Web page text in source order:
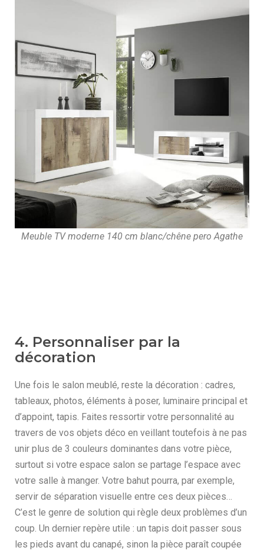
Meuble TV moderne 140 cm blanc/chêne pero Agathe
4. Personnaliser par la
décoration
Une fois le salon meublé, reste la décoration : cadres,
tableaux, photos, éléments à poser, luminaire principal et
d’appoint, tapis. Faites ressortir votre personnalité au
travers de vos objets déco en veillant toutefois à ne pas
unir plus de 3 couleurs dominantes dans votre pièce,
surtout si votre espace salon se partage l’espace avec
votre salle à manger. Votre bahut pourra, par exemple,
servir de séparation visuelle entre ces deux pièces…
C’est le genre de solution qui règle deux problèmes d’un
coup. Un dernier repère utile : un tapis doit passer sous
les pieds avant du canapé, sinon la pièce paraît coupée